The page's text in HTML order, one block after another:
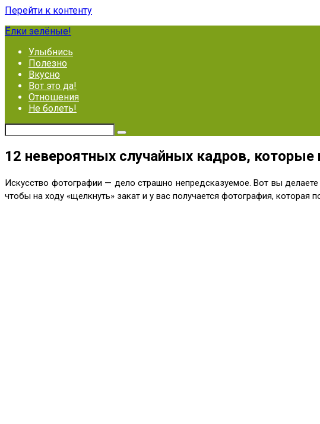
Перейти к контенту
Ёлки зелёные!
Улыбнись
Полезно
Вкусно
Вот это да!
Отношения
Не болеть!
12 невероятных случайных кадров, которые
Искусство фотографии — дело страшно непредсказуемое. Вот вы
чтобы на ходу «щелкнуть» закат и у вас получается фотография,